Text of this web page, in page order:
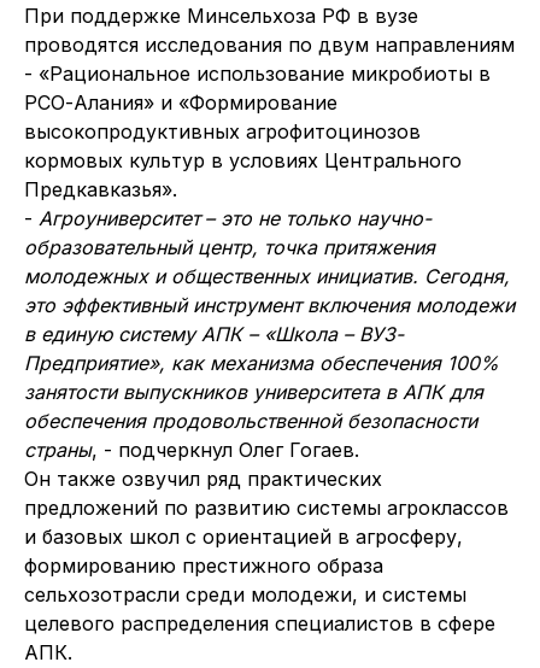
При поддержке Минсельхоза РФ в вузе
проводятся исследования по двум направлениям
- «Рациональное использование микробиоты в
РСО-Алания» и «Формирование
высокопродуктивных агрофитоцинозов
кормовых культур в условиях Центрального
Предкавказья».
- Агроуниверситет – это не только научно-
образовательный центр, точка притяжения
молодежных и общественных инициатив. Сегодня,
это эффективный инструмент включения молодежи
в единую систему АПК – «Школа – ВУЗ-
Предприятие», как механизма обеспечения 100%
занятости выпускников университета в АПК для
обеспечения продовольственной безопасности
страны, - подчеркнул Олег Гогаев.
Он также озвучил ряд практических
предложений по развитию системы агроклассов
и базовых школ с ориентацией в агросферу,
формированию престижного образа
сельхозотрасли среди молодежи, и системы
целевого распределения специалистов в сфере
АПК.